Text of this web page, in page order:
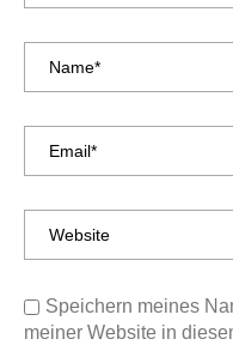
Speichern meines
meiner Website in